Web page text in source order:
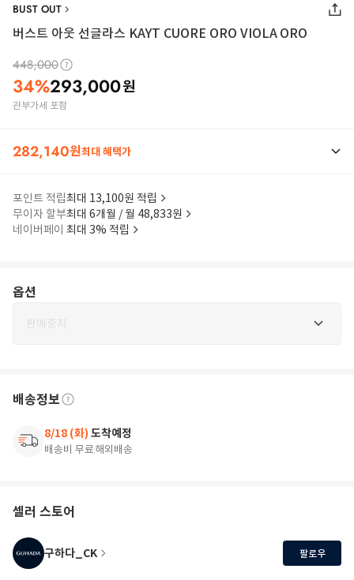
BUST OUT
버스트 아웃 선글라스 KAYT CUORE ORO VIOLA ORO
448,000
34%293,000원
관부가세 포함
282,140원최대 혜택가
포인트 적립최대 13,100원 적립
무이자 할부최대 6개월 / 월 48,833원
네이버페이 최대 3% 적립
옵션
판매중지
배송정보
8/18 (화) 도착예정
배송비 무료해외배송
셀러 스토어
구하다_CK 팔로우